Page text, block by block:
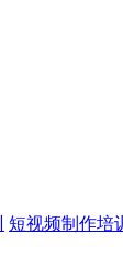
短视频制作培